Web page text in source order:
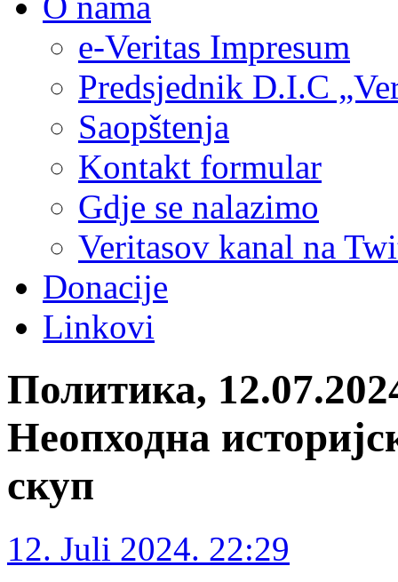
e-Veritas Impresum
Predsjednik D.I.C
Saopštenja
Kontakt formular
Gdje se nalazimo
Veritasov kanal na
Donacije
Linkovi
Политика,
Неопходна
скуп
12. Juli 2024. 22:29